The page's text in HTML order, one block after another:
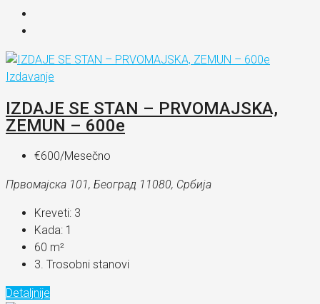
Izdavanje
IZDAJE SE STAN – PRVOMAJSKA,
ZEMUN – 600e
€600/Mesečno
Првомајска 101, Београд 11080, Србија
Kreveti: 3
Kada: 1
60 m²
3. Trosobni stanovi
Detaljnije